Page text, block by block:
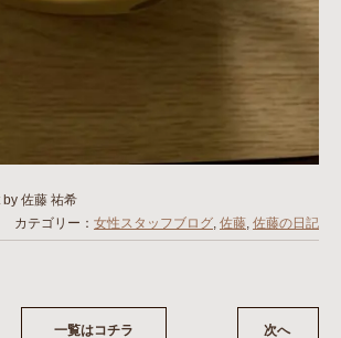
by 佐藤 祐希
カテゴリー： 女性スタッフブログ, 佐藤, 佐藤の日記
一覧はコチラ 次へ